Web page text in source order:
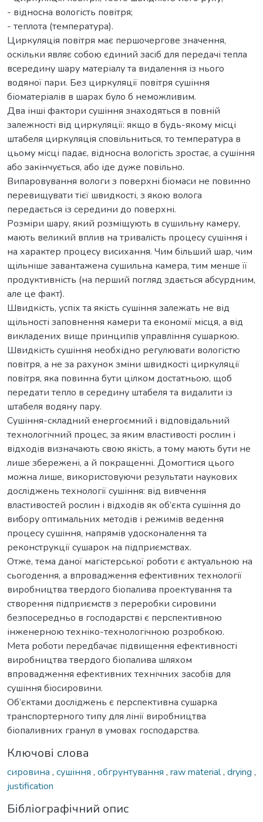
- відносна вологість повітря;
- теплота (температура).
Циркуляція повітря має першочергове значення,
оскільки являє собою єдиний засіб для передачі тепла
всередину шару матеріалу та видалення із нього
водяної пари. Без циркуляції повітря сушіння
біоматеріалів в шарах було б неможливим.
Два інші фактори сушіння знаходяться в повній
залежності від циркуляції: якщо в будь-якому місці
штабеля циркуляція сповільниться, то температура в
цьому місці падає, відносна вологість зростає, а сушіння
або закінчується, або іде дуже повільно.
Випаровування вологи з поверхні біомаси не повинно
перевищувати тієї швидкості, з якою волога
передається із середини до поверхні.
Розміри шару, який розміщують в сушильну камеру,
мають великий вплив на тривалість процесу сушіння і
на характер процесу висихання. Чим більший шар, чим
щільніше завантажена сушильна камера, тим менше її
продуктивність (на перший погляд здається абсурдним,
але це факт).
Швидкість, успіх та якість сушіння залежать не від
щільності заповнення камери та економії місця, а від
викладених вище принципів управління сушаркою.
Швидкість сушіння необхідно регулювати вологістю
повітря, а не за рахунок зміни швидкості циркуляції
повітря, яка повинна бути цілком достатньою, щоб
передати тепло в середину штабеля та видалити із
штабеля водяну пару.
Сушіння-складний енергоємний і відповідальний
технологічний процес, за яким властивості рослин і
відходів визначають свою якість, а тому мають бути не
лише збережені, а й покращенні. Домогтися цього
можна лише, використовуючи результати наукових
досліджень технології сушіння: від вивчення
властивостей рослин і відходів як об’єкта сушіння до
вибору оптимальних методів і режимів ведення
процесу сушіння, напрямів удосконалення та
реконструкції сушарок на підприємствах.
Отже, тема даної магістерської роботи є актуальною на
сьогодення, а впровадження ефективних технології
виробництва твердого біопалива проектування та
створення підприємств з переробки сировини
безпосередньо в господарстві є перспективною
інженерною техніко-технологічною розробкою.
Мета роботи передбачає підвищення ефективності
виробництва твердого біопалива шляхом
впровадження ефективних технічних засобів для
сушіння біосировини.
Об’єктами досліджень є перспективна сушарка
транспортерного типу для лінії виробництва
біопаливних гранул в умовах господарства.
Ключові слова
сировина , сушіння , обгрунтування , raw material, drying ,
justification
Бібліографічний опис